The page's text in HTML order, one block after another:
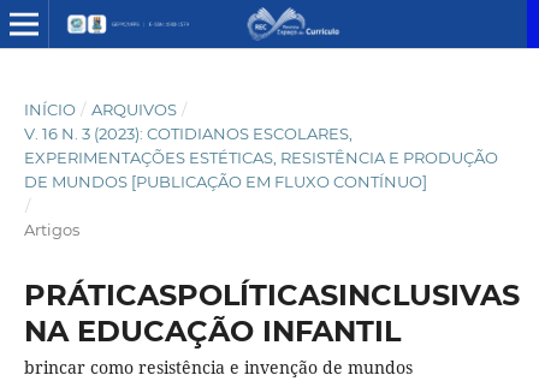
INÍCIO / ARQUIVOS /
V. 16 N. 3 (2023): COTIDIANOS ESCOLARES,
EXPERIMENTAÇÕES ESTÉTICAS, RESISTÊNCIA E PRODUÇÃO
DE MUNDOS [PUBLICAÇÃO EM FLUXO CONTÍNUO]
/
Artigos
PRÁTICASPOLÍTICASINCLUSIVAS
NA EDUCAÇÃO INFANTIL
brincar como resistência e invenção de mundos